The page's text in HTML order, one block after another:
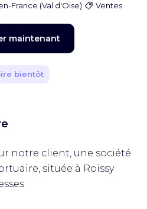
France (Val d'Oise) Ventes
maintenant
bientôt
notre client, une société
située à Roissy